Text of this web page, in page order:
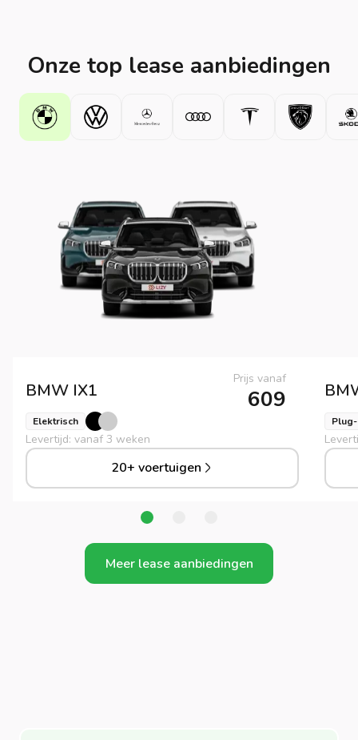
Onze top lease aanbiedingen
BMW IX1
Prijs vanaf
609
Elektrisch
Levertijd: vanaf 3 weken
20+ voertuigen
Meer lease aanbiedingen